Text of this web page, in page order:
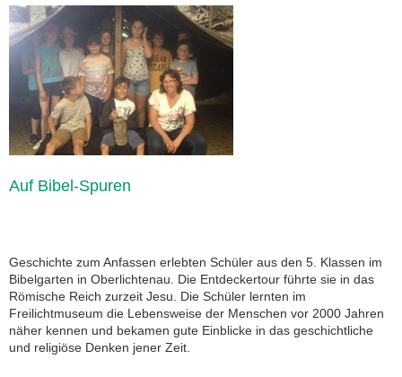
Auf Bibel-Spuren
Geschichte zum Anfassen erlebten Schüler aus den 5. Klassen im
Bibelgarten in Oberlichtenau. Die Entdeckertour führte sie in das
Römische Reich zurzeit Jesu. Die Schüler lernten im
Freilichtmuseum die Lebensweise der Menschen vor 2000 Jahren
näher kennen und bekamen gute Einblicke in das geschichtliche
und religiöse Denken jener Zeit.